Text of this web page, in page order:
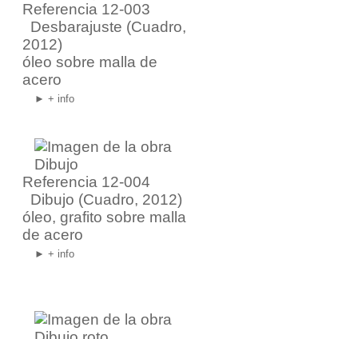
Referencia 12-003
Desbarajuste (Cuadro,
2012)
óleo sobre malla de
acero
► + info
Referencia 12-004
Dibujo (Cuadro, 2012)
óleo, grafito sobre malla
de acero
► + info